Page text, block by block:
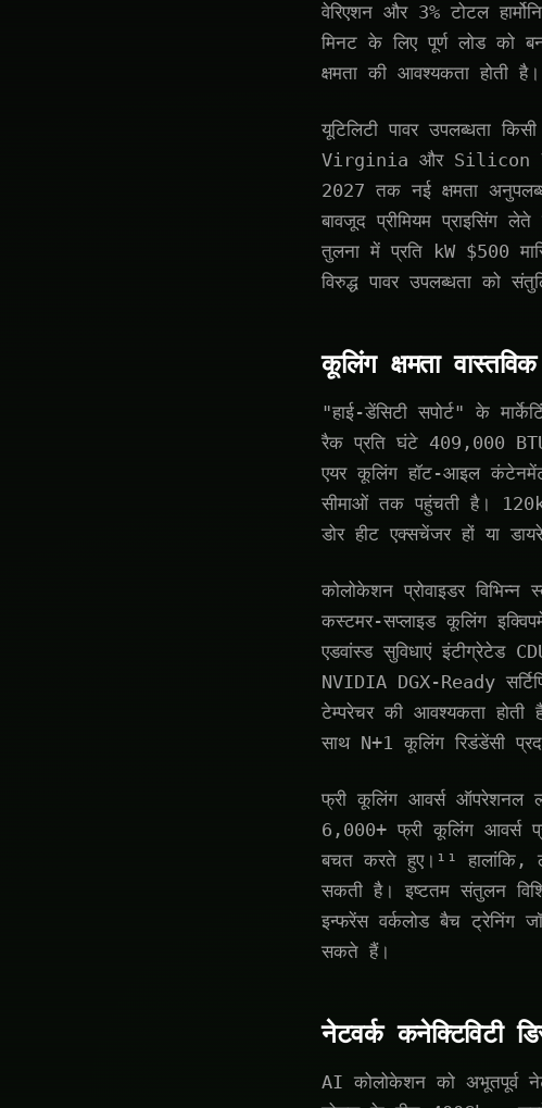
वेरिएशन और 3% टोटल
मिनट के लिए पूर्ण लोड को
क्षमता की आवश्यकता होती है।
यूटिलिटी पावर उपलब्धता
Virginia और Silicon
2027 तक नई क्षमता
बावजूद प्रीमियम प्राइसिंग
तुलना में प्रति kW $500
विरुद्ध पावर उपलब्धता को
कूलिंग क्षमता
"हाई-डेंसिटी सपोर्ट" के
रैक प्रति घंटे 409,000
एयर कूलिंग हॉट-आइल
सीमाओं तक पहुंचती है।
डोर हीट एक्सचेंजर हों या
कोलोकेशन प्रोवाइडर
कस्टमर-सप्लाइड कूलिंग
एडवांस्ड सुविधाएं इंटीग्रेटेड
NVIDIA DGX-Ready
टेम्परेचर की आवश्यकता
साथ N+1 कूलिंग रिडंडेंसी
फ्री कूलिंग आवर्स ऑपरेशनल
6,000+ फ्री कूलिंग आवर्स
बचत करते हुए।¹¹ हालांकि,
सकती है। इष्टतम संतुलन
इन्फरेंस वर्कलोड बैच ट्रेनिंग
सकते हैं।
नेटवर्क कनेक्टिविटी
AI कोलोकेशन को अभूतपूर्व